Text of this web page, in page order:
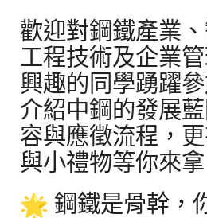
歡迎對鋼鐵產業
工程技術及企業
興趣的同學踴躍參
介紹中鋼的發展
容與應徵流程，
與小禮物等你來拿
鋼鐵是骨幹，